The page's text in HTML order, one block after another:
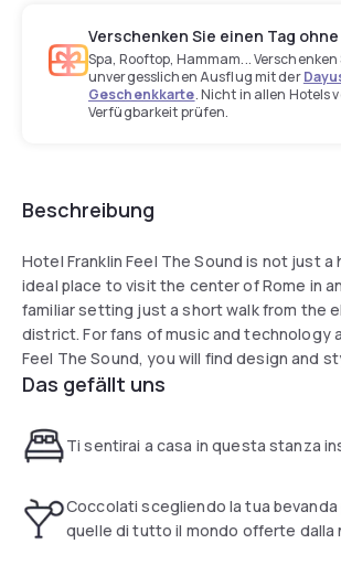
Verschenken Sie einen Tag
Spa, Rooftop, Hammam... Verschenken
unvergesslichen Ausflug mit der
Geschenkkarte. Nicht in allen Hotels
Verfügbarkeit prüfen.
Beschreibung
Hotel Franklin Feel The Sound is not just a
ideal place to visit the center of Rome in
familiar setting just a short walk from the
district. For fans of music and technology
Feel The Sound, you will find design and
guitars, and trumpets find their place and
atmospheric and relaxing experience
center stage. Feel Our Sound and make it
hotel and inspired by the sounds of Pop,
and Soul music.
Das gefällt uns
Ti sentirai a casa in questa stanza
Coccolati scegliendo la tua
quelle di tutto il mondo offerte dalla